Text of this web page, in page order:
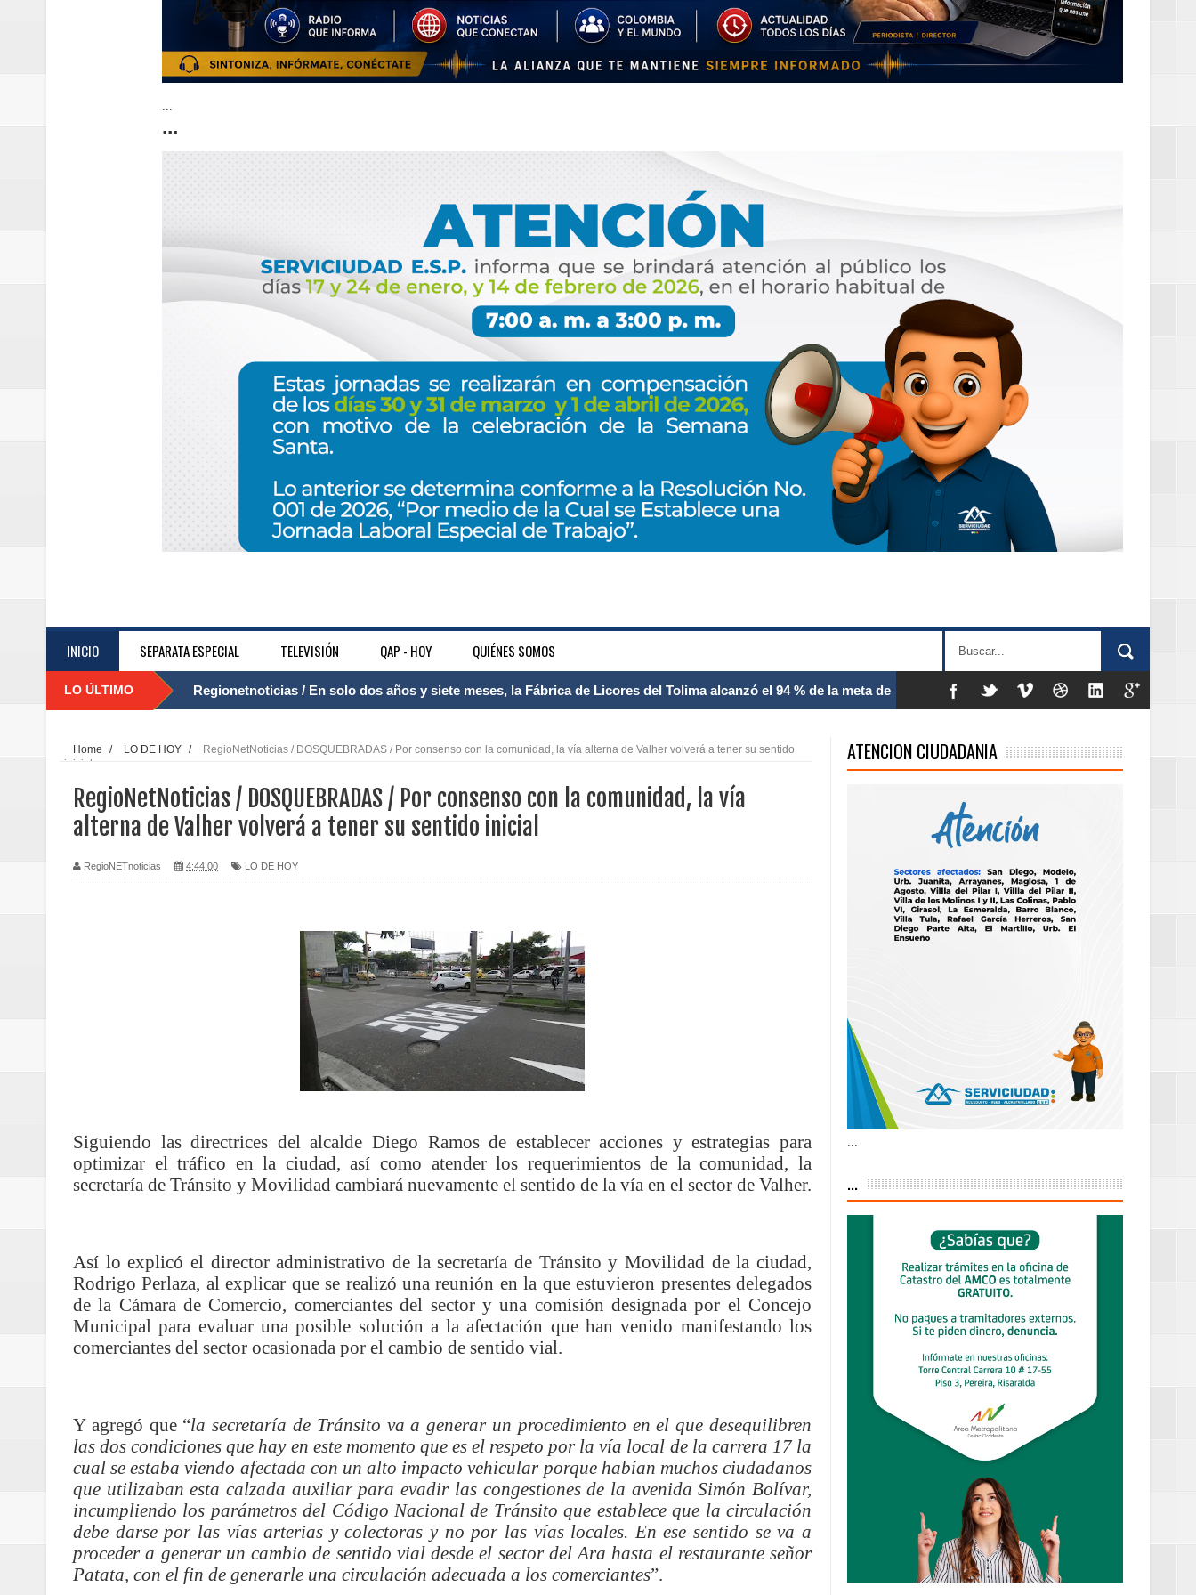
...
...
INICIO SEPARATA ESPECIAL TELEVISIÓN QAP - HOY QUIÉNES SOMOS
LO ÚLTIMO Regionetnoticias / El Aeropuerto Internacional Matecaña fortalece su conectividad con una nueva frecuencia
Regionetnoticias / Caldas fortalece el Mecanismo Articulador Departamental para el abordaje de las violencias
posesión presidencial
Regionetnoticias / La Alcaldía de Pereira continúa renovando espacios comunitarios que llevaban décadas sin
Regionetnoticias / Agua potable transforma la vida de 68 estudiantes rurales en Filadelfia gracias al Gobierno de
Regionetnoticias / Población vulnerable en Tuluá tendrá comedor comunitario gracias al Galardón de la Mujer
Vallecaucana
calle San Juan de Dios del Centro Histórico
Regionetnoticias / Pereira avanza con resultados en salud mental, innovación y paz
ecoeficientes en Marquetalia
Regionetnoticias / Despliegue de seguridad sin precedentes: El Valle y la nación refuerzan seguridad aérea y
terrestre para la posesión presidencial
Regionetnoticias / Las ayudas técnicas aportaron dignidad a las personas con discapacidad de Pueblo Rico
Home / LO DE HOY /
RegioNetNoticias / DOSQUEBRADAS / Por consenso con la comunidad, la vía alterna de Valher volverá a tener su sentido
inicial
RegioNetNoticias / DOSQUEBRADAS / Por consenso con la comunidad, la vía
alterna de Valher volverá a tener su sentido inicial
RegioNETnoticias 4:44:00 LO DE HOY
Siguiendo las directrices del alcalde Diego Ramos de establecer acciones y estrategias para
optimizar el tráfico en la ciudad, así como atender los requerimientos de la comunidad, la
secretaría de Tránsito y Movilidad cambiará nuevamente el sentido de la vía en el sector de Valher.
Así lo explicó el director administrativo de la secretaría de Tránsito y Movilidad de la ciudad,
Rodrigo Perlaza, al explicar que se realizó una reunión en la que estuvieron presentes delegados
de la Cámara de Comercio, comerciantes del sector y una comisión designada por el Concejo
Municipal para evaluar una posible solución a la afectación que han venido manifestando los
comerciantes del sector ocasionada por el cambio de sentido vial.
Y agregó que “la secretaría de Tránsito va a generar un procedimiento en el que desequilibren
las dos condiciones que hay en este momento que es el respeto por la vía local de la carrera 17 la
cual se estaba viendo afectada con un alto impacto vehicular porque habían muchos ciudadanos
que utilizaban esta calzada auxiliar para evadir las congestiones de la avenida Simón Bolívar,
incumpliendo los parámetros del Código Nacional de Tránsito que establece que la circulación
debe darse por las vías arterias y colectoras y no por las vías locales. En ese sentido se va a
proceder a generar un cambio de sentido vial desde el sector del Ara hasta el restaurante señor
Patata, con el fin de generarle una circulación adecuada a los comerciantes”.
ATENCION CIUDADANIA
...